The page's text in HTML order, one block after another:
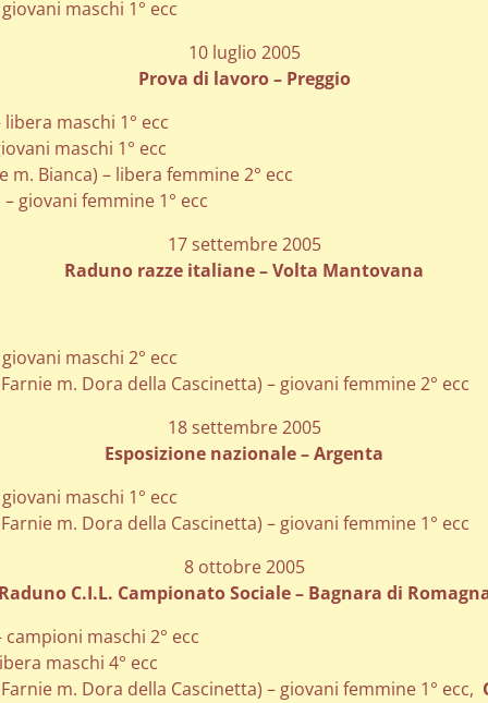
maschi 1° ecc
10 luglio 2005
Prova di lavoro – Preggio
maschi 1° ecc
maschi 1° ecc
Bianca) – libera femmine 2° ecc
giovani femmine 1° ecc
17 settembre 2005
Raduno razze italiane – Volta Mantovana
maschi 2° ecc
m. Dora della Cascinetta) – giovani femmine 2° ecc
18 settembre 2005
Esposizione nazionale – Argenta
maschi 1° ecc
m. Dora della Cascinetta) – giovani femmine 1° ecc
8 ottobre 2005
C.I.L. Campionato Sociale – Bagnara di
campioni maschi 2° ecc
maschi 4° ecc
m. Dora della Cascinetta) – giovani femmine 1° ecc,